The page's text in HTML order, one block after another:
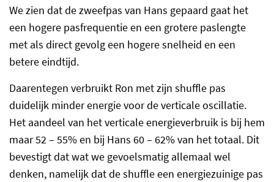
We zien dat de zweefpas van Hans gepaard gaat het
een hogere pasfrequentie en een grotere paslengte
met als direct gevolg een hogere snelheid en een
betere eindtijd.
Daarentegen verbruikt Ron met zijn shuffle pas
duidelijk minder energie voor de verticale oscillatie.
Het aandeel van het verticale energieverbruik is bij hem
maar 52 – 55% en bij Hans 60 – 62% van het totaal. Dit
bevestigt dat wat we gevoelsmatig allemaal wel
denken, namelijk dat de shuffle een energiezuinige pas